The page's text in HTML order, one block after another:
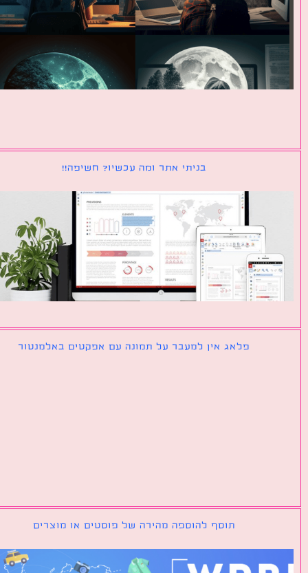
בניתי אתר ומה עכשיו? חשיפה!!
פלאג אין למעבר על תמונה עם אפקטים באלמנטור
תוסף להוספה מהירה של פוסטים או מוצרים